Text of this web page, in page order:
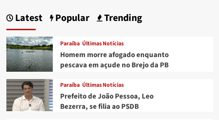
Latest Popular Trending
Paraíba Últimas Notícias
Homem morre afogado enquanto
pescava em açude no Brejo da PB
Paraíba Últimas Notícias
Prefeito de João Pessoa, Leo
Bezerra, se filia ao PSDB